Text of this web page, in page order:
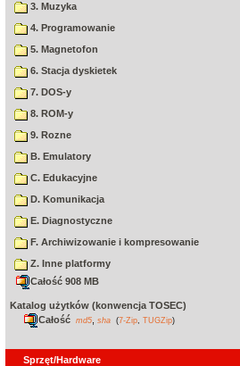
3. Muzyka
4. Programowanie
5. Magnetofon
6. Stacja dyskietek
7. DOS-y
8. ROM-y
9. Rozne
B. Emulatory
C. Edukacyjne
D. Komunikacja
E. Diagnostyczne
F. Archiwizowanie i kompresowanie
Z. Inne platformy
Całość 908 MB
Katalog użytków (konwencja TOSEC)
Całość md5 sha (7-Zip TUGZip)
Sprzęt/Hardware